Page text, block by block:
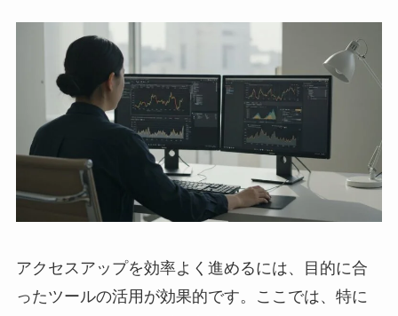
アクセスアップを効率よく進めるには、目的に合
ったツールの活用が効果的です。ここでは、特に